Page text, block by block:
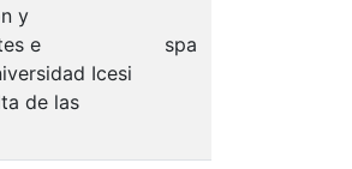
y
e
Icesi
de las
spa